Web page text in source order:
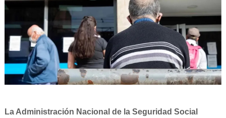
La Administración Nacional de la Seguridad Social